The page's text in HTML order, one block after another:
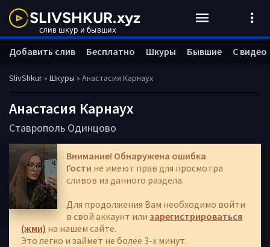
SlivShkur» Шкуры » Анастасия Карнаух
Анастасия Карнаух
Ставрополь Одинцово
Внимание! Обнаружена ошибка
Гости не имеют прав для просмотра
сливов из данного раздела.
Для продолжения Вам необходимо войти
в свой аккаунт или зарегистрироваться
(жми) на нашем сайте.
Это легко и займет не более 3-х минут.
Добавить слив Бесплатно Шкуры Бывшие С видео